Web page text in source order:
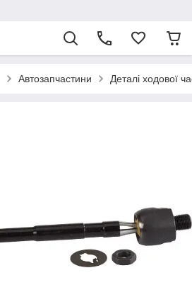
Автозапчастини Деталі ходової